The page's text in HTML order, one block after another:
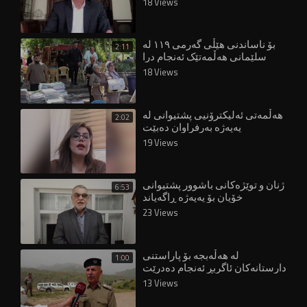
2:11 بۆ ناساندنی هێڵی گەرمی ١١٩ لە
سلێمانی هەڵمەتێک ئەنجام درا
18 Views
2:02 هەڵمەتی ئەلیکترۆنیی پشتیوانی لە
یەپەژە بەرفراوان دەبێت
19 Views
6:53 ژنان و توێژەکانی باشوور پشتیوانی
خۆیان بۆ یەپەژە ڕاگەیاند
23 Views
1:00 لە هەڵەبجە بۆ پاراستنی
دارستانەکان ئاگربڕ ئەنجام دەدرێت
13 Views